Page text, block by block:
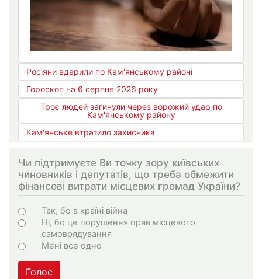
Росіяни вдарили по Кам'янському районі
Гороскоп на 6 серпня 2026 року
Троє людей загинули через ворожий удар по
Кам'янському району
Кам'янське втратило захисника
Чи підтримуєте Ви точку зору київських
чиновників і депутатів, що треба обмежити
фінансові витрати місцевих громад України?
Варіанти
Так, бо в країні війна
Ні, бо це порушення прав місцевого
самоврядування
Мені все одно
Голос